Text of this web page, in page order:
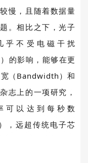
慢，且随着数据量
。相比之下，光子
乎不受电磁干扰
）的影响，能够在更
（ Bandwidth ）和
志上的一项研究，
可以达到每秒数
），远超传统电子芯